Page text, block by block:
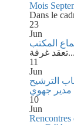
Mois
Dans le
23
Jun
المكتب
تعقد غرفة...
11
Jun
الترشيح
جهوي
10
Jun
Rencontres